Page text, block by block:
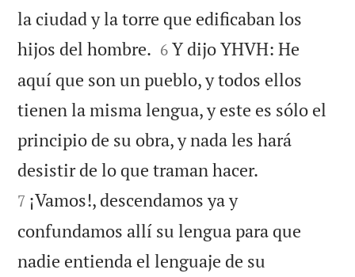
la ciudad y la torre que edificaban los
hijos del hombre. 

6 Y dijo YHVH: He
aquí que son un pueblo, y todos ellos
tienen la misma lengua, y este es sólo el
principio de su obra, y nada les hará
desistir de lo que traman hacer.
7 ¡Vamos!, descendamos ya y
confundamos allí su lengua para que
nadie entienda el lenguaje de su